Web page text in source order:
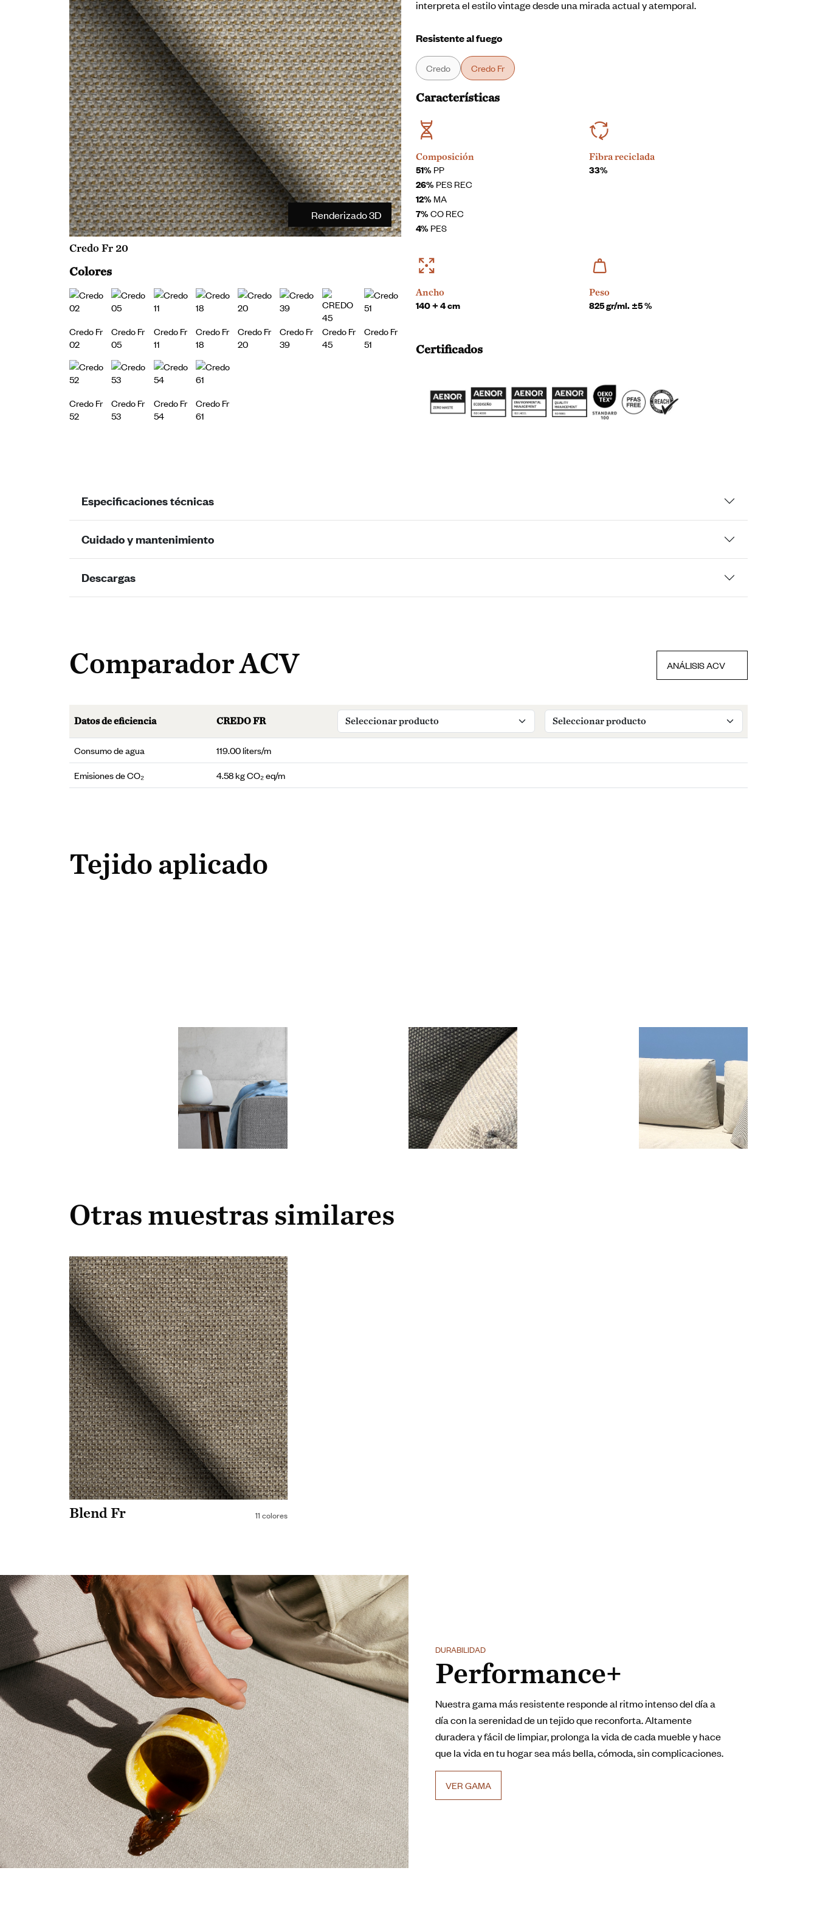
Renderizado 3D
Credo Fr 20
Colores
Credo Fr
02
Credo Fr
05
Credo Fr
11
Credo Fr
18
Credo Fr
20
Credo Fr
39
Credo Fr
45
Credo Fr
51
Credo Fr
52
Credo Fr
53
Credo Fr
54
Credo Fr
61
interpreta el estilo vintage desde una mirada actual y atemporal.
Resistente al fuego
Credo Credo Fr
Características
Composición
51%PP
26%PES REC
12%MA
7%CO REC
4%PES
Fibra reciclada
33%
Ancho
140 + 4 cm
Peso
825 gr/ml. ±5 %
Certificados
Especificaciones técnicas
Cuidado y mantenimiento
Descargas
Comparador ACV ANÁLISIS ACV
Datos de eficiencia CREDO FR
Consumo de agua
119.00 liters/m
Emisiones de CO₂
4.58 kg CO₂ eq/m
Tejido aplicado
Otras muestras similares
Blend Fr 11 colores
DURABILIDAD
Performance+
Nuestra gama más resistente responde al ritmo intenso del día a
día con la serenidad de un tejido que reconforta. Altamente
duradera y fácil de limpiar, prolonga la vida de cada mueble y hace
que la vida en tu hogar sea más bella, cómoda, sin complicaciones.
VER GAMA